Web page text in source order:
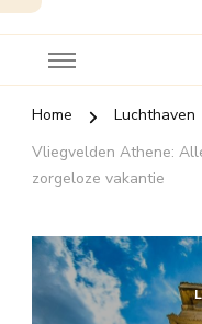
Home
Luchthaven
Vliegvelden Athene:
zorgeloze vakantie